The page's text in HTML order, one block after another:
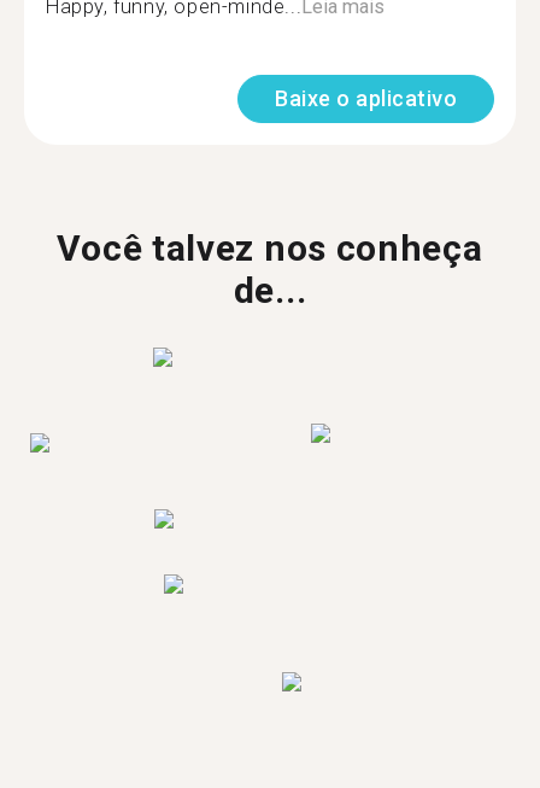
Happy, funny, open-minde...Leia mais
Baixe o aplicativo
Você talvez nos conheça
de...